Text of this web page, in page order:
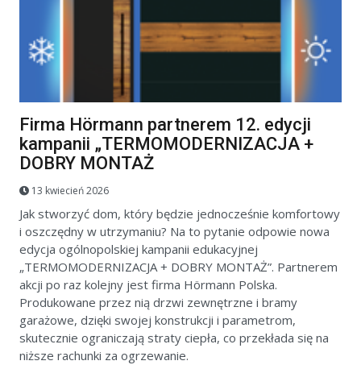
Firma Hörmann partnerem 12. edycji
kampanii „TERMOMODERNIZACJA +
DOBRY MONTAŻ
13 kwiecień 2026
Jak stworzyć dom, który będzie jednocześnie komfortowy
i oszczędny w utrzymaniu? Na to pytanie odpowie nowa
edycja ogólnopolskiej kampanii edukacyjnej
„TERMOMODERNIZACJA + DOBRY MONTAŻ”. Partnerem
akcji po raz kolejny jest firma Hörmann Polska.
Produkowane przez nią drzwi zewnętrzne i bramy
garażowe, dzięki swojej konstrukcji i parametrom,
skutecznie ograniczają straty ciepła, co przekłada się na
niższe rachunki za ogrzewanie.